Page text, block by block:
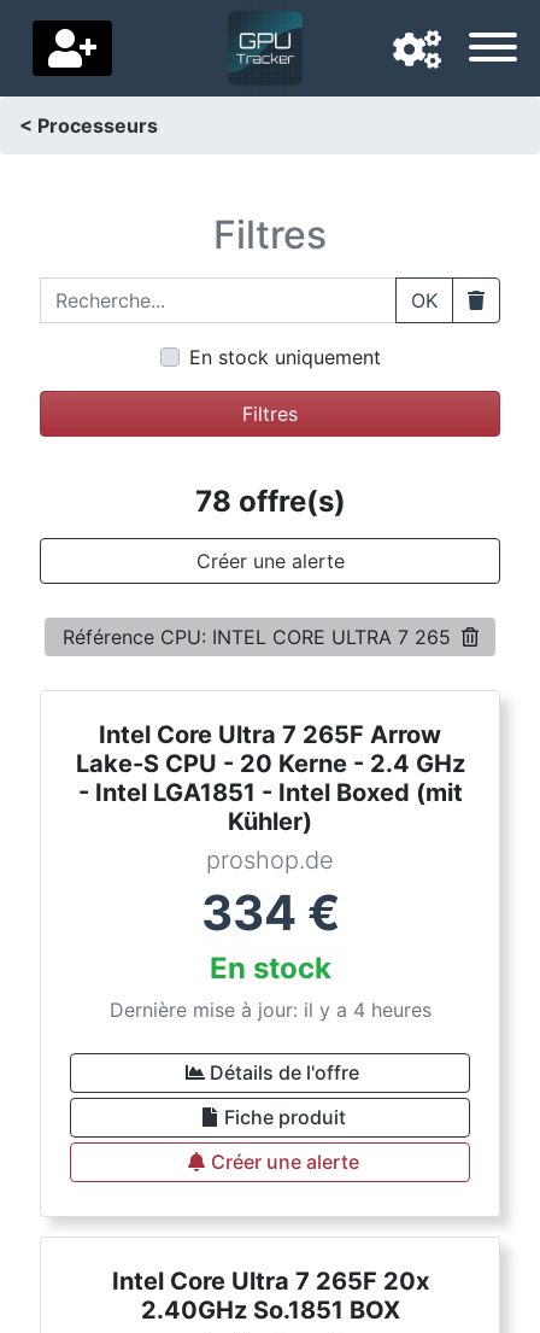
Accueil
Baisses de prix
Paramètres
Soutenez-nous
Conditions
< Processeurs
Filtres
Recherche... OK Clear
En stock uniquement
Filtres
78 offre(s)
Créer une alerte
Référence CPU: INTEL CORE ULTRA 7 265
Intel Core Ultra 7 265F Arrow
Lake-S CPU - 20 Kerne - 2.4 GHz
- Intel LGA1851 - Intel Boxed (mit
Kühler)
proshop.de
334 €
En stock
Dernière mise à jour: il y a 4 heures
Détails de l'offre
Fiche produit
Créer une alerte
Intel Core Ultra 7 265F 20x
2.40GHz So.1851 BOX